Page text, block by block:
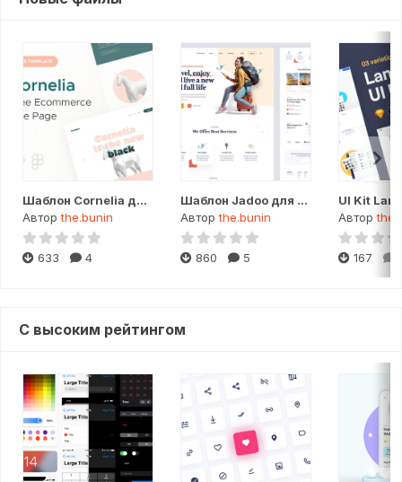
Шаблон Cornelia для Figma
Авторthe.bunin
633 4
Шаблон Jadoo для Figma
Авторthe.bunin
860 5
Автор
167
С высоким рейтингом